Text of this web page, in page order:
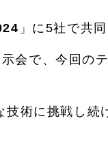
」に5社で共
会で、今回の
術に挑戦し続